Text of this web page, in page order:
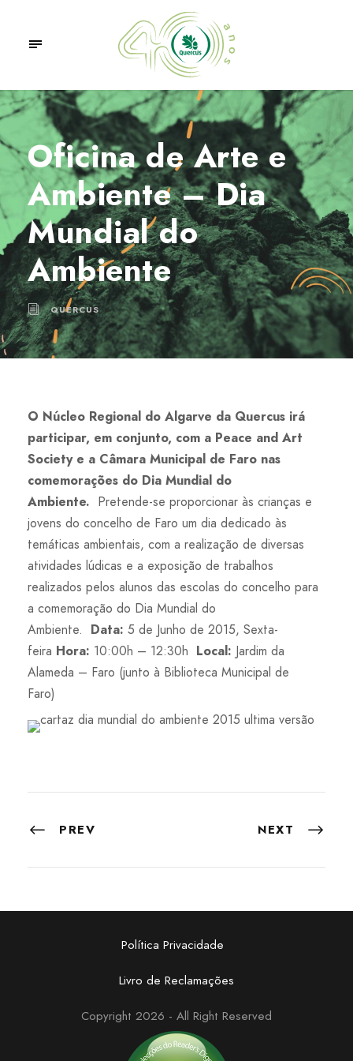
Oficina de Arte e
Ambiente – Dia
Mundial do
Ambiente
QUERCUS
O Núcleo Regional do Algarve da Quercus irá
participar, em conjunto, com a Peace and Art
Society e a Câmara Municipal de Faro nas
comemorações do Dia Mundial do
Ambiente. Pretende-se proporcionar às crianças e
jovens do concelho de Faro um dia dedicado às
temáticas ambientais, com a realização de diversas
atividades lúdicas e a exposição de trabalhos
realizados pelos alunos das escolas do concelho para
a comemoração do Dia Mundial do
Ambiente. Data: 5 de Junho de 2015, Sexta-
feira Hora: 10:00h – 12:30h Local: Jardim da
Alameda – Faro (junto à Biblioteca Municipal de
Faro)
PREV NEXT
Política Privacidade
Livro de Reclamações
Copyright 2026 - All Right Reserved